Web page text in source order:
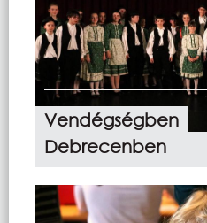
Vendégségben
Debrecenben